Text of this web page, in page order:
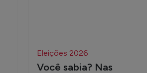
Eleições 2026
Você sabia? Nas